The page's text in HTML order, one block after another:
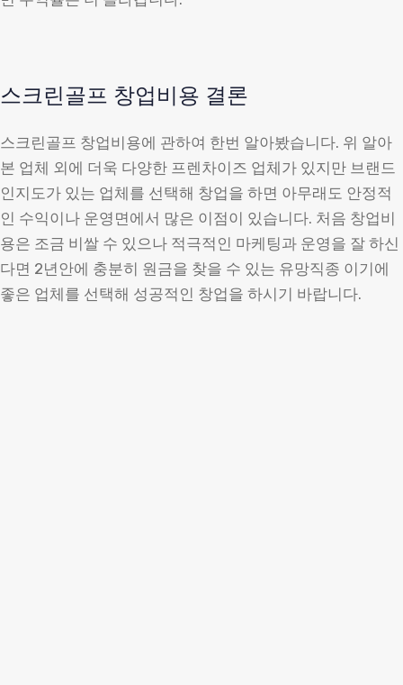
스크린골프 창업비용 결론
스크린골프 창업비용에 관하여 한번 알아봤습니다. 위 알아
본 업체 외에 더욱 다양한 프렌차이즈 업체가 있지만 브랜드
인지도가 있는 업체를 선택해 창업을 하면 아무래도 안정적
인 수익이나 운영면에서 많은 이점이 있습니다. 처음 창업비
용은 조금 비쌀 수 있으나 적극적인 마케팅과 운영을 잘 하신
다면 2년안에 충분히 원금을 찾을 수 있는 유망직종 이기에
좋은 업체를 선택해 성공적인 창업을 하시기 바랍니다.